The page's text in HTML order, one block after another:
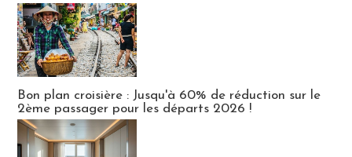
Bon plan croisière : Jusqu'à 60% de réduction sur le
2ème passager pour les départs 2026 !